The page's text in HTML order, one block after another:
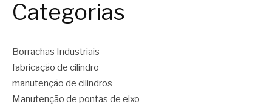
Categorias
Borrachas Industriais
fabricação de cilindro
manutenção de cilindros
Manutenção de pontas de eixo